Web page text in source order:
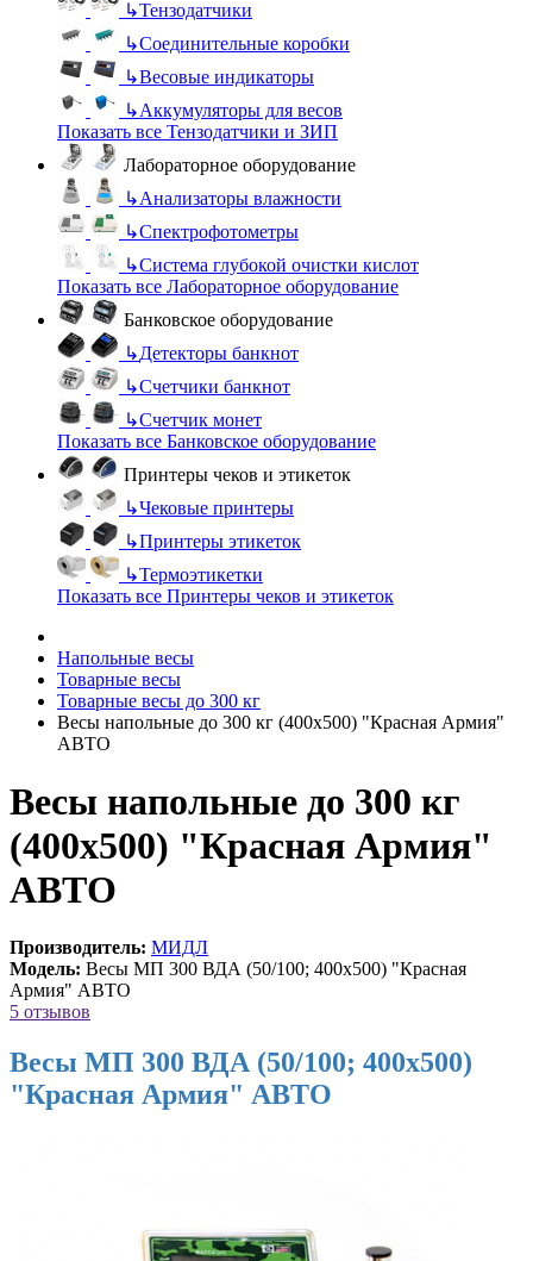
↳Тензодатчики
↳Соединительные коробки
↳Весовые индикаторы
↳Аккумуляторы для весов
Показать все Тензодатчики и ЗИП
Лабораторное оборудование
↳Анализаторы влажности
↳Спектрофотометры
↳Система глубокой очистки кислот
Показать все Лабораторное оборудование
Банковское оборудование
↳Детекторы банкнот
↳Счетчики банкнот
↳Счетчик монет
Показать все Банковское оборудование
Принтеры чеков и этикеток
↳Чековые принтеры
↳Принтеры этикеток
↳Термоэтикетки
Показать все Принтеры чеков и этикеток
Напольные весы
Товарные весы
Товарные весы до 300 кг
Весы напольные до 300 кг (400х500) "Красная Армия"
АВТО
Весы напольные до 300 кг
(400х500) "Красная Армия"
АВТО
Производитель: МИДЛ
Модель: Весы МП 300 ВДА (50/100; 400х500) "Красная
Армия" АВТО
5 отзывов
Весы МП 300 ВДА (50/100; 400х500)
"Красная Армия" АВТО